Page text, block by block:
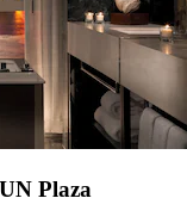
Plaza